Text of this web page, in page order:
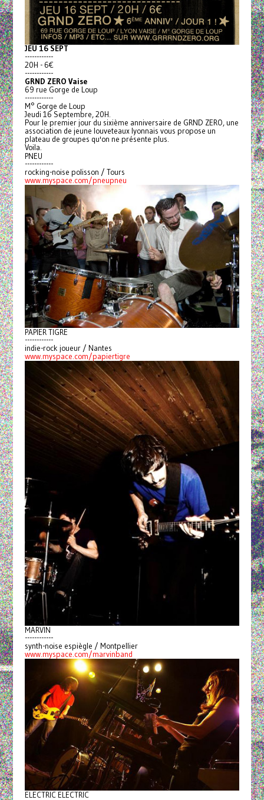
JEU 16 SEPT
------------
20H - 6€
------------
GRND ZERO Vaise
69 rue Gorge de Loup
------------
M° Gorge de Loup
Jeudi 16 Septembre, 20H.
Pour le premier jour du sixième anniversaire de GRND ZERO, une
association de jeune louveteaux lyonnais vous propose un
plateau de groupes qu'on ne présente plus.
Voila.
PNEU
------------
rocking-noise polisson / Tours
www.myspace.com/pneupneu
PAPIER TIGRE
------------
indie-rock joueur / Nantes
www.myspace.com/papiertigre
MARVIN
------------
synth-noise espiègle / Montpellier
www.myspace.com/marvinband
ELECTRIC ELECTRIC